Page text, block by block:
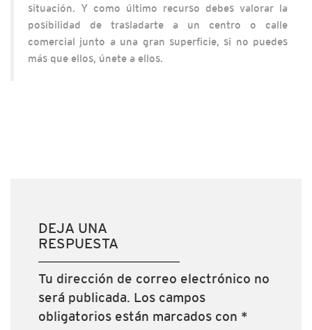
situación. Y como último recurso debes valorar la
posibilidad de trasladarte a un centro o calle
comercial junto a una gran superficie, si no puedes
más que ellos, únete a ellos.
DEJA UNA
RESPUESTA
Tu dirección de correo electrónico no
será publicada. Los campos
obligatorios están marcados con *